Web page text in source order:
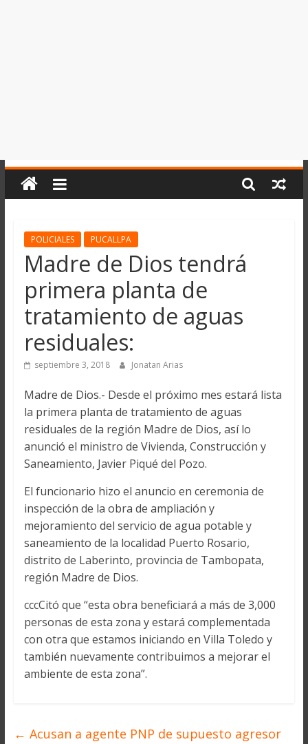
POLICIALES PUCALLPA
Madre de Dios tendrá
primera planta de
tratamiento de aguas
residuales:
septiembre 3, 2018 Jonatan Arias
Madre de Dios.- Desde el próximo mes estará lista
la primera planta de tratamiento de aguas
residuales de la región Madre de Dios, así lo
anunció el ministro de Vivienda, Construcción y
Saneamiento, Javier Piqué del Pozo.
El funcionario hizo el anuncio en ceremonia de
inspección de la obra de ampliación y
mejoramiento del servicio de agua potable y
saneamiento de la localidad Puerto Rosario,
distrito de Laberinto, provincia de Tambopata,
región Madre de Dios.
cccCitó que “esta obra beneficiará a más de 3,000
personas de esta zona y estará complementada
con otra que estamos iniciando en Villa Toledo y
también nuevamente contribuimos a mejorar el
ambiente de esta zona”.
← Acusan a agente PNP de supuesto agresor